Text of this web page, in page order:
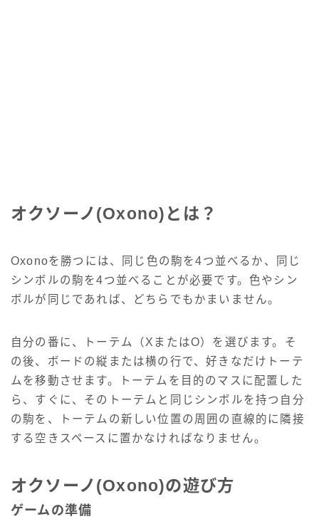
オクソーノ(Oxono)とは？
Oxonoを勝つには、同じ色の駒を4つ並べるか、同じ
シンボルの駒を4つ並べることが必要です。色やシン
ボルが同じであれば、どちらでもかまいません。
自分の番に、トーテム（XまたはO）を選びます。そ
の後、ボードの縦または横の行で、好きなだけトーテ
ムを移動させます。トーテムを目的のマスに配置した
ら、すぐに、そのトーテムと同じシンボルを持つ自分
の駒を、トーテムの新しい位置の周囲の直線的に隣接
する空きスペースに置かなければなりません。
オクソーノ(Oxono)の遊び方
ゲームの準備